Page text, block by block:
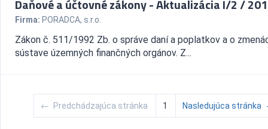
Daňové a účtovné zákony - Aktualizácia I/2 /
Firma: PORADCA, s.r.o.
Zákon č. 511/1992 Zb. o správe daní a poplatkov a o
sústave územných finančných orgánov. Z...
← Predchádzajúca stránka 1 Nasledujúca stránka